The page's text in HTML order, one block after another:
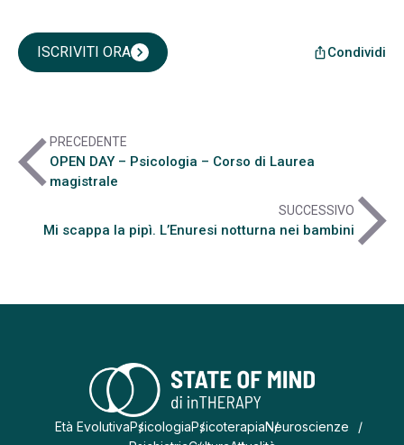
ISCRIVITI ORAchevron_right ios_shareCondividi
arrow_back_iosPRECEDENTE
OPEN DAY – Psicologia – Corso di Laurea
magistrale
SUCCESSIVO
Mi scappa la pipì. L’Enuresi notturna nei bambiniarrow_forward_ios
Età EvolutivaPsicologiaPsicoterapiaNeuroscienze